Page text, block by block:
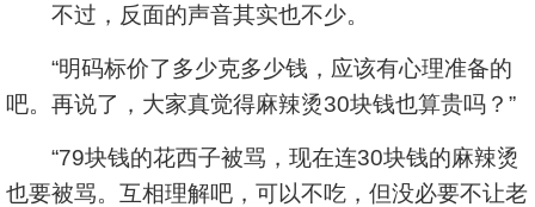
不过，反面的声音其实也不少。
“明码标价了多少克多少钱，应该有心理准备的
吧。再说了，大家真觉得麻辣烫30块钱也算贵吗？”
“79块钱的花西子被骂，现在连30块钱的麻辣烫
也要被骂。互相理解吧，可以不吃，但没必要不让老